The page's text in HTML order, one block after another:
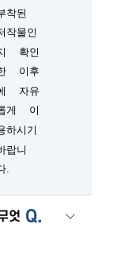
착된
작물인
확인
이후
자유
게 이
하시기
랍니
.
Q.
엇